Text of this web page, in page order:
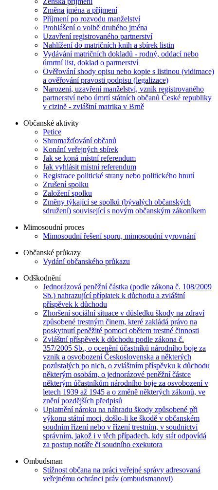
Změna jména a příjmení
Příjmení po rozvodu manželství
Prohlášení o volbě druhého jména
Uzavření registrovaného partnerství
Nahlížení do matričních knih a sbírek listin
Vydávání matričních dokladů - rodný, oddací nebo
úmrtní list, doklad o partnerství
Ověřování shody opisu nebo kopie s listinou (vidimace)
a ověřování pravosti podpisu (legalizace)
Narození, uzavření manželství, vznik registrovaného
partnerství nebo úmrtí státních občanů České republiky
v cizině - zvláštní matrika v Brně
Občanské aktivity
Petice
Shromažďování občanů
Konání veřejných sbírek
Jak se koná místní referendum
Jak vyhlásit místní referendum
Registrace politické strany nebo politického hnutí
Zrušení spolku
Založení spolku
Změny týkající se spolků (bývalých občanských
sdružení) související s novým občanským zákoníkem
Mimosoudní proces
Mimosoudní řešení sporu, mimosoudní vyrovnání
Občanské průkazy
Vydání občanského průkazu
Odškodnění
Jednorázová peněžní částka (podle zákona č. 108/2009
Sb.) nahrazující příplatek k důchodu a zvláštní
příspěvek k důchodu
Zhoršení sociální situace v důsledku škody na zdraví
způsobené trestným činem, které zakládá právo na
poskytnutí peněžité pomoci obětem trestné činnosti
Zvláštní příspěvek k důchodu podle zákona č.
357/2005 Sb., o ocenění účastníků národního boje za
vznik a osvobození Československa a některých
pozůstalých po nich, o zvláštním příspěvku k důchodu
některým osobám, o jednorázové peněžní částce
některým účastníkům národního boje za osvobození v
letech 1939 až 1945 a o změně některých zákonů, ve
znění pozdějších předpisů
Uplatnění nároku na náhradu škody způsobené při
výkonu státní moci, došlo-li ke škodě v občanském
soudním řízení nebo v řízení trestním, v soudnictví
správním, jakož i v těch případech, kdy stát odpovídá
za postup notáře či soudního exekutora
Ombudsman
Stížnost občana na práci veřejné správy adresovaná
veřejnému ochránci práv (ombudsmanovi)